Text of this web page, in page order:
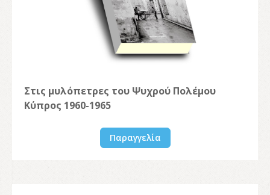
Στις μυλόπετρες του Ψυχρού Πολέμου
Κύπρος 1960-1965
Παραγγελία